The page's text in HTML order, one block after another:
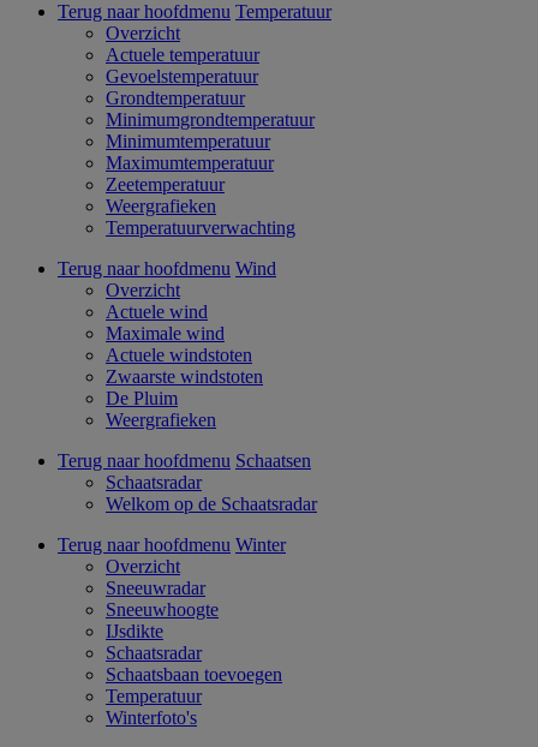
Terug naar hoofdmenu Temperatuur
Overzicht
Actuele temperatuur
Gevoelstemperatuur
Grondtemperatuur
Minimumgrondtemperatuur
Minimumtemperatuur
Maximumtemperatuur
Zeetemperatuur
Weergrafieken
Temperatuurverwachting
Terug naar hoofdmenu Wind
Overzicht
Actuele wind
Maximale wind
Actuele windstoten
Zwaarste windstoten
De Pluim
Weergrafieken
Terug naar hoofdmenu Schaatsen
Schaatsradar
Welkom op de Schaatsradar
Terug naar hoofdmenu Winter
Overzicht
Sneeuwradar
Sneeuwhoogte
IJsdikte
Schaatsradar
Schaatsbaan toevoegen
Temperatuur
Winterfoto's